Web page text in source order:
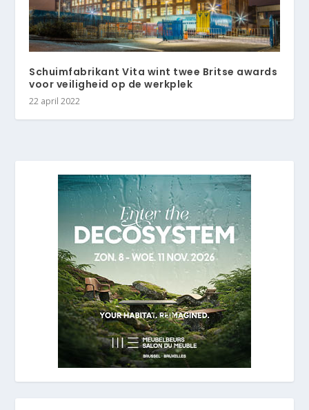
Schuimfabrikant Vita wint twee Britse awards
voor veiligheid op de werkplek
22 april 2022